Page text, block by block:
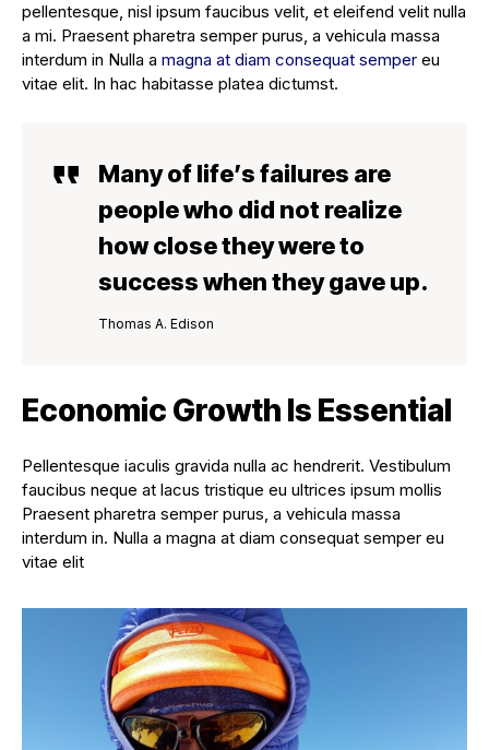
pellentesque, nisl ipsum faucibus velit, et eleifend velit nulla
a mi. Praesent pharetra semper purus, a vehicula massa
interdum in Nulla a magna at diam consequat semper eu
vitae elit. In hac habitasse platea dictumst.
Many of life’s failures are
people who did not realize
how close they were to
success when they gave up.
Thomas A. Edison
Economic Growth Is Essential
Pellentesque iaculis gravida nulla ac hendrerit. Vestibulum
faucibus neque at lacus tristique eu ultrices ipsum mollis
Praesent pharetra semper purus, a vehicula massa
interdum in. Nulla a magna at diam consequat semper eu
vitae elit